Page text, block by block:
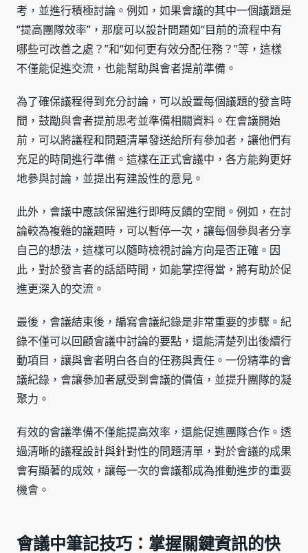
考，並進行積極討論。例如，如果會議的其中一個議題是
“提高團隊效率”，那麼可以設計問題如“目前的流程中有
哪些可改善之處？”和“如何更有效分配任務？”等，這樣
不僅能促進交流，也能幫助與會者提前準備。
為了確保議程得到充分討論，可以設置每個議題的發言時
間，鼓勵與會者提前思考並準備相關資料。在會議開始
前，可以將議程和問題清單發送給所有參加者，讓他們有
充足的時間進行準備。這樣在正式會議中，各方能夠更好
地參與討論，並提出有建設性的意見。
此外，會議中應該保留進行即時反饋的空間。例如，在討
論較為複雜的議題時，可以暫停一次，讓每個參與者分享
自己的想法，這樣可以隨時檢視討論方向是否正確。因
此，對於發言者的話語時間，如能掌控得當，將有助於促
進更深入的交流。
最後，會議結束後，編寫會議紀錄是非常重要的步驟。紀
錄不僅可以回顧會議中討論的要點，還能清楚列出後續行
動項目，讓與會者明白各自的任務與責任。一份精準的會
議紀錄，會讓參加者感受到會議的價值，並提升團隊的凝
聚力。
有效的會議準備不僅能提高效率，還能促進團隊合作。透
過清晰的議程設計與針對性的問題清單，對於會議的成果
會有顯著的成效，讓每一次的會議都成為推動進步的重要
機會。
會議中筆記技巧：掌握關鍵資訊的快